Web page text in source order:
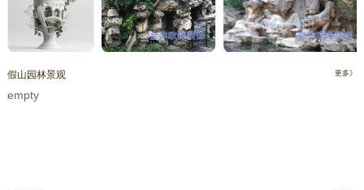
假山园林景观 更多》
empty